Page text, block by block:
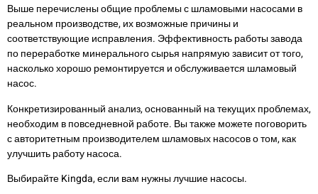
Выше перечислены общие проблемы с шламовыми насосами в
реальном производстве, их возможные причины и
соответствующие исправления. Эффективность работы завода
по переработке минерального сырья напрямую зависит от того,
насколько хорошо ремонтируется и обслуживается шламовый
насос.
Конкретизированный анализ, основанный на текущих проблемах,
необходим в повседневной работе. Вы также можете поговорить
с авторитетным производителем шламовых насосов о том, как
улучшить работу насоса.
Выбирайте Kingda, если вам нужны лучшие насосы.